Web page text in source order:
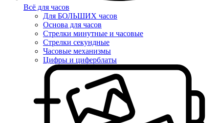
Всё для часов
Для БОЛЬШИХ часов
Основа для часов
Стрелки минутные и часовые
Стрелки секундные
Часовые механизмы
Цифры и циферблаты